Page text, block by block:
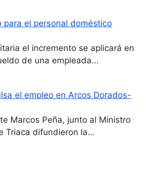
para el personal doméstico
el incremento se aplicará en
de una empleada…
el empleo en Arcos Dorados-
Marcos Peña, junto al Ministro
Triaca difundieron la…